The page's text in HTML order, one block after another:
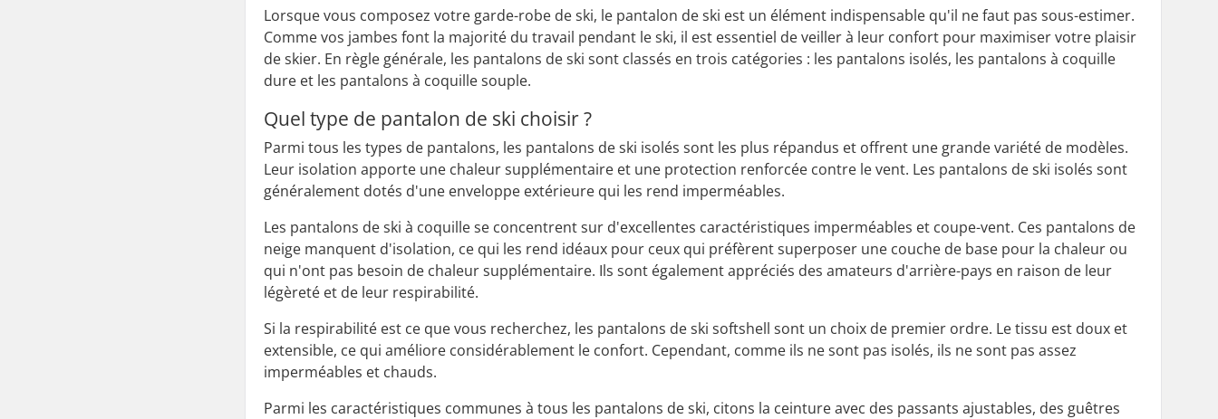
Lorsque vous composez votre garde-robe de ski, le pantalon de ski est un élément indispensable qu'il ne faut pas sous-estimer.
Comme vos jambes font la majorité du travail pendant le ski, il est essentiel de veiller à leur confort pour maximiser votre plaisir
de skier. En règle générale, les pantalons de ski sont classés en trois catégories : les pantalons isolés, les pantalons à coquille
dure et les pantalons à coquille souple.
Quel type de pantalon de ski choisir ?
Parmi tous les types de pantalons, les pantalons de ski isolés sont les plus répandus et offrent une grande variété de modèles.
Leur isolation apporte une chaleur supplémentaire et une protection renforcée contre le vent. Les pantalons de ski isolés sont
généralement dotés d'une enveloppe extérieure qui les rend imperméables.
Les pantalons de ski à coquille se concentrent sur d'excellentes caractéristiques imperméables et coupe-vent. Ces pantalons de
neige manquent d'isolation, ce qui les rend idéaux pour ceux qui préfèrent superposer une couche de base pour la chaleur ou
qui n'ont pas besoin de chaleur supplémentaire. Ils sont également appréciés des amateurs d'arrière-pays en raison de leur
légèreté et de leur respirabilité.
Si la respirabilité est ce que vous recherchez, les pantalons de ski softshell sont un choix de premier ordre. Le tissu est doux et
extensible, ce qui améliore considérablement le confort. Cependant, comme ils ne sont pas isolés, ils ne sont pas assez
imperméables et chauds.
Parmi les caractéristiques communes à tous les pantalons de ski, citons la ceinture avec des passants ajustables, des guêtres